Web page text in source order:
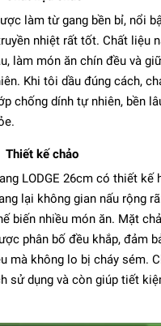
làm từ gang bền bỉ, nổi
nhiệt rất tốt. Chất liệu
làm món ăn chín đều và
Khi tôi dầu đúng cách,
chống dính tự nhiên, bền
Thiết kế chảo
LODGE 26cm có thiết kế
lại không gian nấu rộng
biến nhiều món ăn. Mặt
phân bố đều khắp, đảm
mà không lo bị cháy sém.
sử dụng và còn giúp tiết